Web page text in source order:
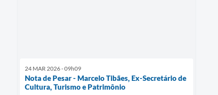
24 MAR 2026 - 09h09
Nota de Pesar - Marcelo Tibães, Ex-Secretário de
Cultura, Turismo e Patrimônio